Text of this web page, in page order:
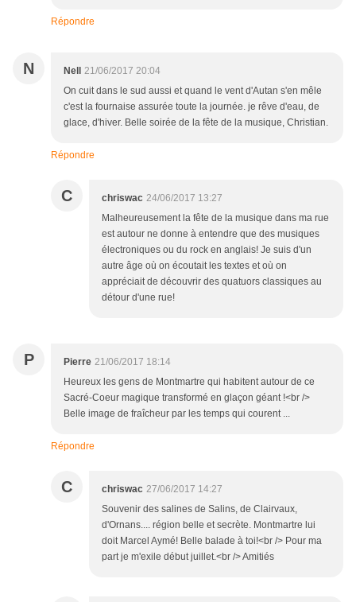
Répondre
N Nell
21/06/2017 20:04
On cuit dans le sud aussi et quand le vent d'Autan s'en mêle
c'est la fournaise assurée toute la journée. je rêve d'eau, de
glace, d'hiver. Belle soirée de la fête de la musique, Christian.
Répondre
C chriswac 24/06/2017 13:27
Malheureusement la fête de la musique dans ma rue
est autour ne donne à entendre que des musiques
électroniques ou du rock en anglais! Je suis d'un
autre âge où on écoutait les textes et où on
appréciait de découvrir des quatuors classiques au
détour d'une rue!
P Pierre 21/06/2017 18:14
Heureux les gens de Montmartre qui habitent autour de ce
Sacré-Coeur magique transformé en glaçon géant !<br />
Belle image de fraîcheur par les temps qui courent ...
Répondre
C chriswac 27/06/2017 14:27
Souvenir des salines de Salins, de Clairvaux,
d'Ornans.... région belle et secrète. Montmartre lui
doit Marcel Aymé! Belle balade à toi!<br /> Pour ma
part je m'exile début juillet.<br /> Amitiés